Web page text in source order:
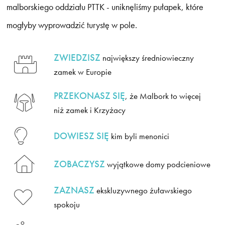
malborskiego oddziału PTTK - uniknęliśmy pułapek, które
mogłyby wyprowadzić turystę w pole.
ZWIEDZISZ największy średniowieczny
zamek w Europie
PRZEKONASZ SIĘ, że Malbork to więcej
niż zamek i Krzyżacy
DOWIESZ SIĘ kim byli menonici
ZOBACZYSZ wyjątkowe domy podcieniowe
ZAZNASZ ekskluzywnego żuławskiego
spokoju